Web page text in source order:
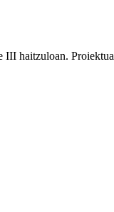
III haitzuloan.